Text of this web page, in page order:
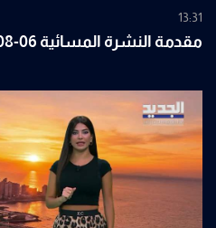
13:31
مقدمة النشرة المسائية 06-08-2026